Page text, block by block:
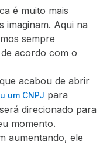
é muito mais
imaginam. Aqui na
sempre
acordo com o
acabou de abrir
um CNPJ para
direcionado para
momento.
aumentando, ele